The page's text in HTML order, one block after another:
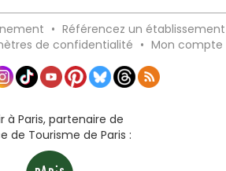
• Référencez un établissement
de confidentialité • Mon compte
à Paris, partenaire de
de Tourisme de Paris :